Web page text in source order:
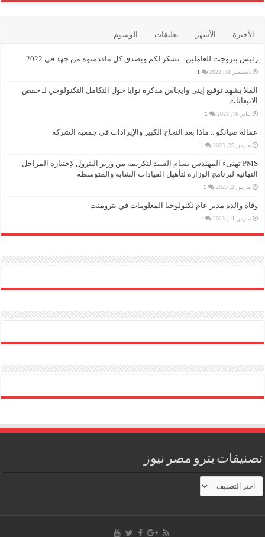
الأخيرة الأشهر تعليقات الوسوم
رئيس بتروجت للعاملين : نشكر لكم وبصدق كل ماقدمتوه من جهد في 2022
ديسمبر 31, 2022 1
الملا يشهد توقيع إينى وايجاس مذكرة نوايا حول التكامل التكنولوجي لـ خفض
الانبعاثات
يناير 16, 2023 1
عمالة صيانكو .. ماذا بعد النجاح الكبير والإيرادات في جمعية الشركة
مارس 25, 2023 1
PMS تهنىء المهندس بسام السيد لتكريمه من وزير البترول لإجتيازه المراحل
النهائية لبرنامج الوزارة لتأهيل القيادات الشابة والمتوسطة
مارس 2, 2023 1
وفاة والدة مدير عام تكنولوجيا المعلومات في بترومنت
مارس 14, 2023 1
تصنيفات بترو مصر نيوز
تصنيفات
بترو
مصر